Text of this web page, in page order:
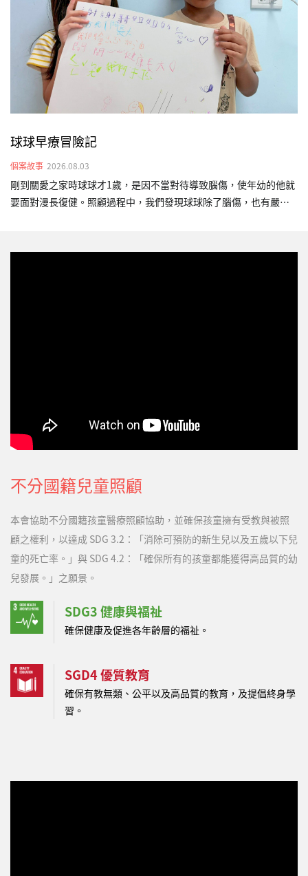
胎時，父親已被遣返回國，身為失聯移工的她，在印尼家鄉仍有年
邁父母需撫養，經濟壓力極其沉重。求助無援之際…
球球早療冒險記
個案故事 2026.08.03
剛到關愛之家時球球才1歲，是因不當對待導致腦傷，使年幼的他就
要面對漫長復健。照顧過程中，我們發現球球除了腦傷，也有嚴重
職能早療，陪伴他一點一點練習。3年的陪伴，原本全身無力、長期
不分國籍兒童照顧
本會協助不分國籍孩童醫療照顧協助，並確保孩童擁有受教與被照
顧之權利，以達成 SDG 3.2：「消除可預防的新生兒以及五歲以下兒
童的死亡率。」與 SDG 4.2：「確保所有的孩童都能獲得高品質的幼
兒發展。」之願景。
SDG3 健康與福祉
確保健康及促進各年齡層的福祉。
SGD4 優質教育
確保有教無類、公平以及高品質的教育，及提倡終身學
習。